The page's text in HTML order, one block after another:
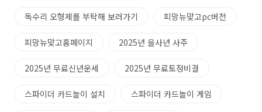
독수리 오형제를 부탁해 보러가기 피망뉴맞고pc버전
피망뉴맞고홈페이지 2025년 을사년 사주
2025년 무료신년운세 2025년 무료토정비결
스파이더 카드놀이 설치 스파이더 카드놀이 게임